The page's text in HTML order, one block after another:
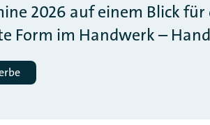
2026 auf einem Blick
Form im Handwerk –